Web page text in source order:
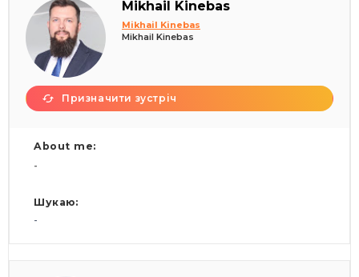
Mikhail Kinebas
Mikhail Kinebas
Mikhail Kinebas
Призначити зустріч
About me:
-
Шукаю:
-